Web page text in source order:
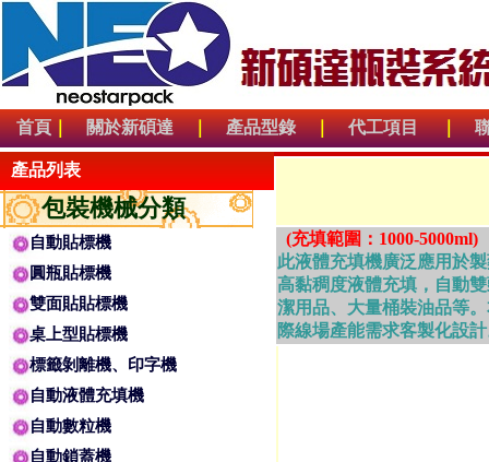
首頁｜關於新碩達｜產品型錄｜代工項目｜
產品列表
包裝機械分類
自動貼標機
圓瓶貼標機
雙面貼貼標機
桌上型貼標機
標籤剝離機、印字機
自動液體充填機
自動數粒機
自動鎖蓋機
(充填範圍：1000-5000ml)
此液體充填機廣泛應用於
高黏稠度液體充填，自動
潔用品、大量桶裝油品等
際線場產能需求客製化設